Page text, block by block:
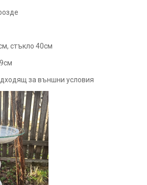
стъкло 40см
за външни условия